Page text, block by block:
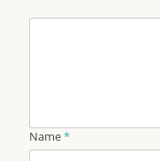
Name*